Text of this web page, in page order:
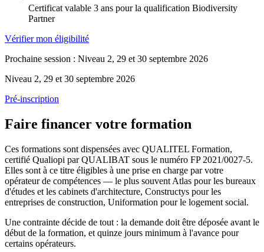
Certificat valable 3 ans pour la qualification Biodiversity
Partner
Vérifier mon éligibilité
Prochaine session : Niveau 2, 29 et 30 septembre 2026
Niveau 2, 29 et 30 septembre 2026
Pré-inscription
Faire financer votre formation
Ces formations sont dispensées avec QUALITEL Formation,
certifié Qualiopi par QUALIBAT sous le numéro FP 2021/0027-5.
Elles sont à ce titre éligibles à une prise en charge par votre
opérateur de compétences — le plus souvent Atlas pour les bureaux
d'études et les cabinets d'architecture, Constructys pour les
entreprises de construction, Uniformation pour le logement social.
Une contrainte décide de tout : la demande doit être déposée avant le
début de la formation, et quinze jours minimum à l'avance pour
certains opérateurs.